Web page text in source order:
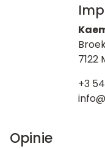
7122
+3
Opinie